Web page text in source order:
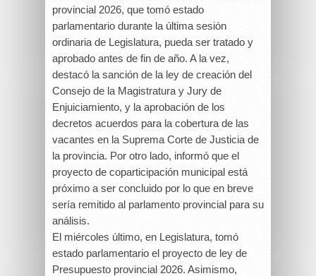
provincial 2026, que tomó estado
parlamentario durante la última sesión
ordinaria de Legislatura, pueda ser tratado y
aprobado antes de fin de año. A la vez,
destacó la sanción de la ley de creación del
Consejo de la Magistratura y Jury de
Enjuiciamiento, y la aprobación de los
decretos acuerdos para la cobertura de las
vacantes en la Suprema Corte de Justicia de
la provincia. Por otro lado, informó que el
proyecto de coparticipación municipal está
próximo a ser concluido por lo que en breve
sería remitido al parlamento provincial para su
análisis.
El miércoles último, en Legislatura, tomó
estado parlamentario el proyecto de ley de
Presupuesto provincial 2026. Asimismo,